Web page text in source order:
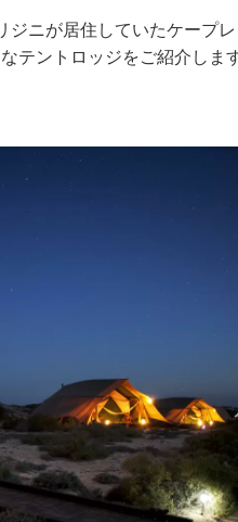
ニが居住していたケープレ
テントロッジをご紹介します